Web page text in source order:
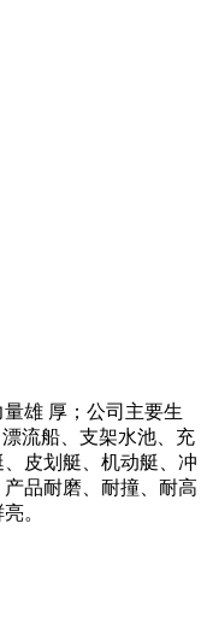
雄 厚；公司主要生
流船、支架水池、充
皮划艇、机动艇、冲
品耐磨、耐撞、耐高
。